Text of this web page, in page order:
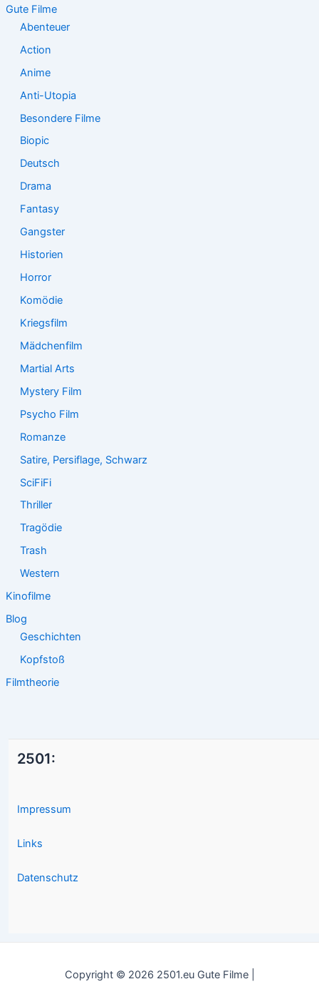
n
Gute Filme
Abenteuer
Action
Anime
Anti-Utopia
Besondere Filme
Biopic
Deutsch
Drama
Fantasy
Gangster
Historien
Horror
Komödie
Kriegsfilm
Mädchenfilm
Martial Arts
Mystery Film
Psycho Film
Romanze
Satire, Persiflage, Schwarz
SciFiFi
Thriller
Tragödie
Trash
Western
Kinofilme
Blog
Geschichten
Kopfstoß
Filmtheorie
2501:
Impressum
Links
Datenschutz
Copyright © 2026 2501.eu Gute Filme |